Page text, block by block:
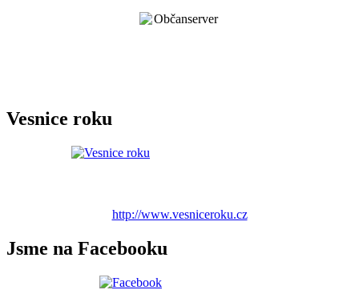
Vesnice roku
http://www.vesniceroku.cz
Jsme na Facebooku